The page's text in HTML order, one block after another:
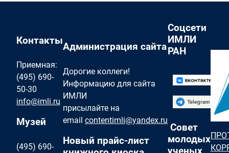
Контакты
Приемная:
(495) 690-
50-30
info@imli.ru
Музей
(495) 690-
Администрация сайта
Дорогие коллеги!
Информацию для сайта
ИМЛИ
присылайте на
email contentimli@yandex.ru
Новый прайс-лист
Соцсети
ИМЛИ
РАН
Совет
молодых
ученых